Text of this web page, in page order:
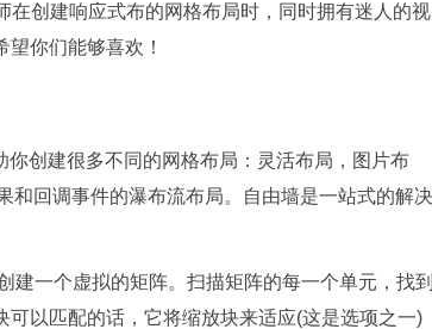
创建响应式布的网格布局时，同时拥有迷人的视
你们能够喜欢！
创建很多不同的网格布局：灵活布局，图片布
和回调事件的瀑布流布局。自由墙是一站式的解决
一个虚拟的矩阵。扫描矩阵的每一个单元，找
以匹配的话，它将缩放块来适应(这是选项之一)